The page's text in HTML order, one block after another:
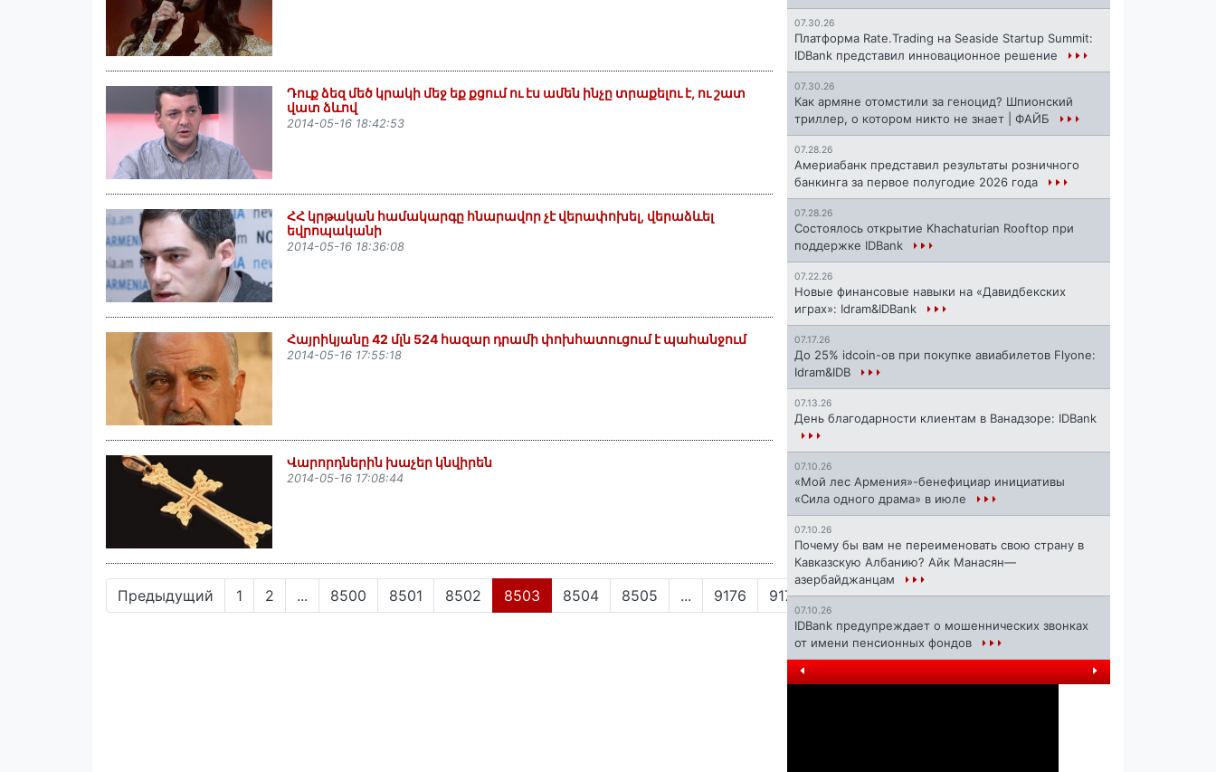
Դուք ձեզ մեծ կրակի մեջ եք քցում ու էս ամեն ինչը տրաքելու է, ու շատ
վատ ձևով
2014-05-16 18:42:53
ՀՀ կրթական համակարգը հնարավոր չէ վերափոխել, վերաձևել
եվրոպականի
2014-05-16 18:36:08
Հայրիկյանը 42 մլն 524 հազար դրամի փոխհատուցում է պահանջում
2014-05-16 17:55:18
Վարորդներին խաչեր կնվիրեն
2014-05-16 17:08:44
Предыдущий 1 2 ... 8500 8501 8502 8503 (current)
8504 8505 ... 9176 9177 Следующий
07.30.26
Платформа Rate.Trading на Seaside Startup Summit:
IDBank представил инновационное решение
07.30.26
Как армяне отомстили за геноцид? Шпионский
триллер, о котором никто не знает | ФАЙБ
07.28.26
Америабанк представил результаты розничного
банкинга за первое полугодие 2026 года
07.28.26
Состоялось открытие Khachaturian Rooftop при
поддержке IDBank
07.22.26
Новые финансовые навыки на «Давидбекских
играх»: Idram&IDBank
07.17.26
До 25% idcoin-ов при покупке авиабилетов Flyone:
Idram&IDB
07.13.26
День благодарности клиентам в Ванадзоре: IDBank
07.10.26
«Мой лес Армения»-бенефициар инициативы
«Сила одного драма» в июле
07.10.26
Почему бы вам не переименовать свою страну в
Кавказскую Албанию? Айк Манасян—
азербайджанцам
07.10.26
IDBank предупреждает о мошеннических звонках
от имени пенсионных фондов